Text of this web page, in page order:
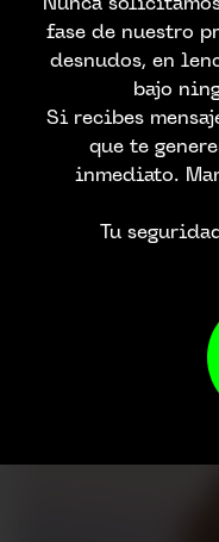
fase de nuestro
desnudos, en
bajo
Si recibes
que te
inmediato.
Tu